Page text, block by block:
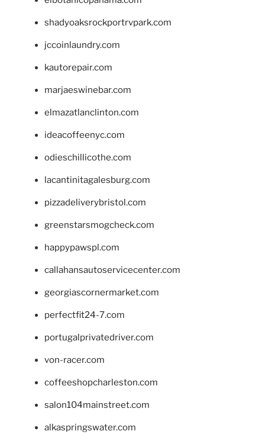
shadyoaksrockportrvpark.com
jccoinlaundry.com
kautorepair.com
marjaeswinebar.com
elmazatlanclinton.com
ideacoffeenyc.com
odieschillicothe.com
lacantinitagalesburg.com
pizzadeliverybristol.com
greenstarsmogcheck.com
happypawspl.com
callahansautoservicecenter.com
georgiascornermarket.com
perfectfit24-7.com
portugalprivatedriver.com
von-racer.com
coffeeshopcharleston.com
salon104mainstreet.com
alkaspringswater.com